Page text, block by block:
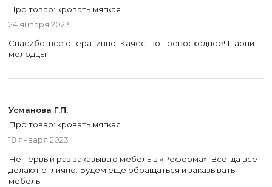
Про товар: кровать мягкая
24 января 2023
Спасибо, все оперативно! Качество превосходное! Парни
молодцы.
Усманова Г.П.
Про товар: кровать мягкая
18 января 2023
Не первый раз заказываю мебель в «Реформа». Всегда все
делают отлично. Будем еще обращаться и заказывать
мебель.